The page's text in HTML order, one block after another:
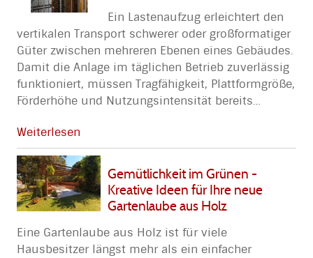
Ein Lastenaufzug erleichtert den
vertikalen Transport schwerer oder großformatiger
Güter zwischen mehreren Ebenen eines Gebäudes.
Damit die Anlage im täglichen Betrieb zuverlässig
funktioniert, müssen Tragfähigkeit, Plattformgröße,
Förderhöhe und Nutzungsintensität bereits…
Weiterlesen
Gemütlichkeit im Grünen -
Kreative Ideen für Ihre neue
Gartenlaube aus Holz
Eine Gartenlaube aus Holz ist für viele
Hausbesitzer längst mehr als ein einfacher